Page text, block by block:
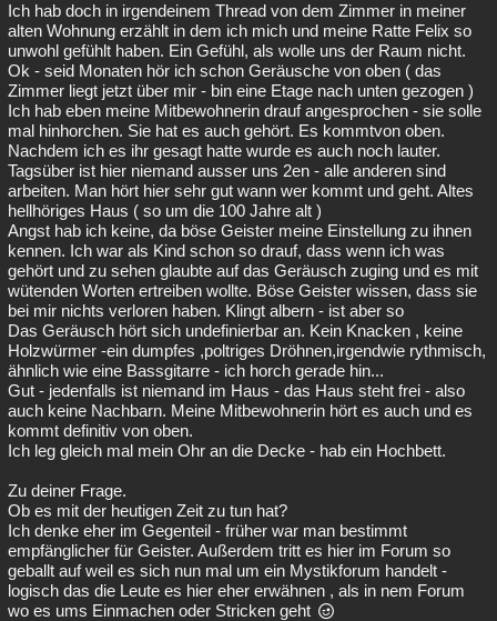
Ich hab doch in irgendeinem Thread von dem Zimmer in meiner
alten Wohnung erzählt in dem ich mich und meine Ratte Felix so
unwohl gefühlt haben. Ein Gefühl, als wolle uns der Raum nicht.
Ok - seid Monaten hör ich schon Geräusche von oben ( das
Zimmer liegt jetzt über mir - bin eine Etage nach unten gezogen )
Ich hab eben meine Mitbewohnerin drauf angesprochen - sie solle
mal hinhorchen. Sie hat es auch gehört. Es kommtvon oben.
Nachdem ich es ihr gesagt hatte wurde es auch noch lauter.
Tagsüber ist hier niemand ausser uns 2en - alle anderen sind
arbeiten. Man hört hier sehr gut wann wer kommt und geht. Altes
hellhöriges Haus ( so um die 100 Jahre alt )
Angst hab ich keine, da böse Geister meine Einstellung zu ihnen
kennen. Ich war als Kind schon so drauf, dass wenn ich was
gehört und zu sehen glaubte auf das Geräusch zuging und es mit
wütenden Worten ertreiben wollte. Böse Geister wissen, dass sie
bei mir nichts verloren haben. Klingt albern - ist aber so
Das Geräusch hört sich undefinierbar an. Kein Knacken , keine
Holzwürmer -ein dumpfes ,poltriges Dröhnen,irgendwie rythmisch,
ähnlich wie eine Bassgitarre - ich horch gerade hin...
Gut - jedenfalls ist niemand im Haus - das Haus steht frei - also
auch keine Nachbarn. Meine Mitbewohnerin hört es auch und es
kommt definitiv von oben.
Ich leg gleich mal mein Ohr an die Decke - hab ein Hochbett.
Zu deiner Frage.
Ob es mit der heutigen Zeit zu tun hat?
Ich denke eher im Gegenteil - früher war man bestimmt
empfänglicher für Geister. Außerdem tritt es hier im Forum so
geballt auf weil es sich nun mal um ein Mystikforum handelt -
logisch das die Leute es hier eher erwähnen , als in nem Forum
wo es ums Einmachen oder Stricken geht